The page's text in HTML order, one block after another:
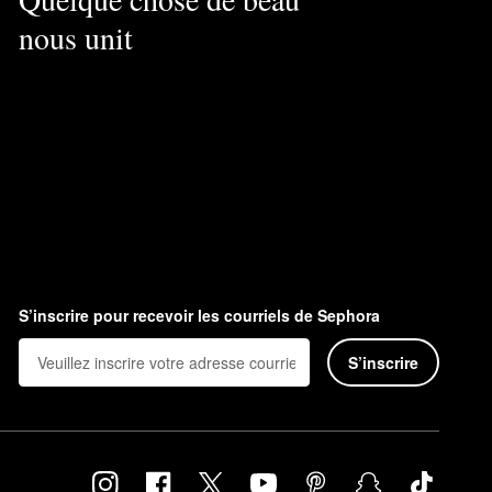
nous unit
S’inscrire pour recevoir les courriels de Sephora
S’inscrire